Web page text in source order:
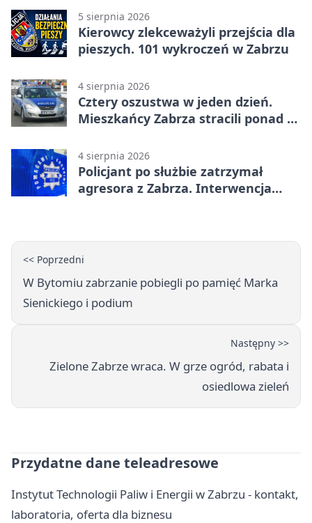
5 sierpnia 2026
Kierowcy zlekceważyli przejścia dla
pieszych. 101 wykroczeń w Zabrzu
4 sierpnia 2026
Cztery oszustwa w jeden dzień.
Mieszkańcy Zabrza stracili ponad 6
4 sierpnia 2026
Policjant po służbie zatrzymał
agresora z Zabrza. Interwencja
<< Poprzedni
W Bytomiu zabrzanie pobiegli po pamięć Marka
Sienickiego i podium
Następny >>
Zielone Zabrze wraca. W grze ogród, rabata i
osiedlowa zieleń
Przydatne dane teleadresowe
Instytut Technologii Paliw i Energii w Zabrzu - kontakt,
laboratoria, oferta dla biznesu